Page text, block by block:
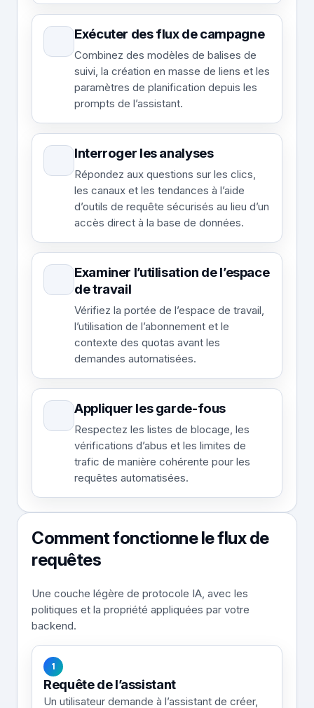
Exécuter des flux de campagne
Combinez des modèles de balises de
suivi, la création en masse de liens et les
paramètres de planification depuis les
prompts de l’assistant.
Interroger les analyses
Répondez aux questions sur les clics,
les canaux et les tendances à l’aide
d’outils de requête sécurisés au lieu d’un
accès direct à la base de données.
Examiner l’utilisation de l’espace
de travail
Vérifiez la portée de l’espace de travail,
l’utilisation de l’abonnement et le
contexte des quotas avant les
demandes automatisées.
Appliquer les garde-fous
Respectez les listes de blocage, les
vérifications d’abus et les limites de
trafic de manière cohérente pour les
requêtes automatisées.
Comment fonctionne le flux de
requêtes
Une couche légère de protocole IA, avec les
politiques et la propriété appliquées par votre
backend.
1
Requête de l’assistant
Un utilisateur demande à l’assistant de créer,